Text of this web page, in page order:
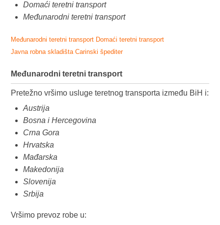
Domaći teretni transport
Međunarodni teretni transport
Međunarodni teretni transport Domaći teretni transport
Javna robna skladišta Carinski špediter
Međunarodni teretni transport
Pretežno vršimo usluge teretnog transporta između BiH i:
Austrija
Bosna i Hercegovina
Crna Gora
Hrvatska
Mađarska
Makedonija
Slovenija
Srbija
Vršimo prevoz robe u: